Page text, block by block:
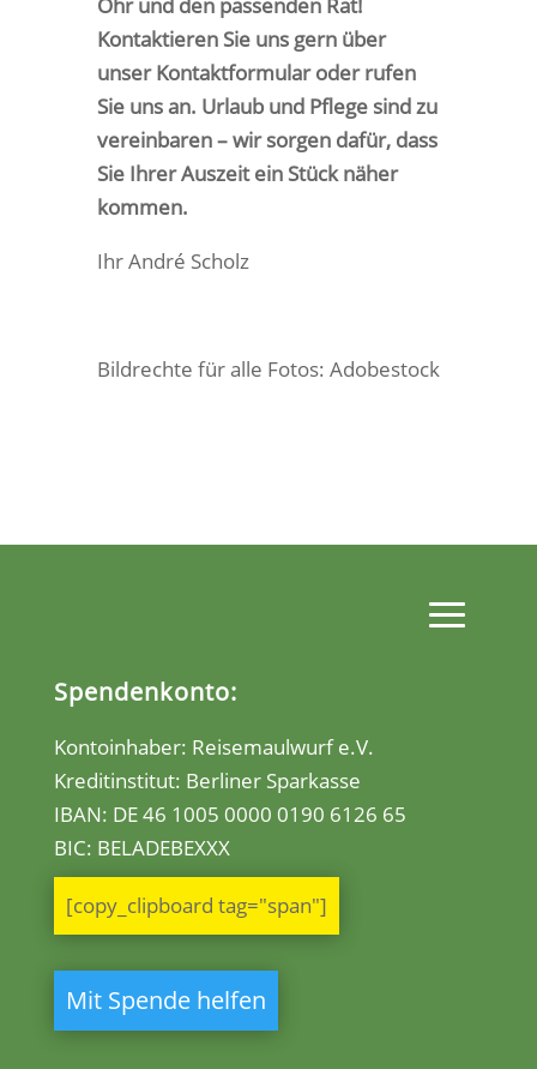
Kontaktieren Sie uns gern über
unser Kontaktformular oder rufen
Sie uns an. Urlaub und Pflege sind zu
vereinbaren – wir sorgen dafür, dass
Sie Ihrer Auszeit ein Stück näher
kommen.
Ihr André Scholz
Bildrechte für alle Fotos: Adobestock
Spendenkonto:
Kontoinhaber: Reisemaulwurf e.V.
Kreditinstitut: Berliner Sparkasse
IBAN: DE 46 1005 0000 0190 6126 65
BIC: BELADEBEXXX
[copy_clipboard tag="span"]
Mit Spende helfen